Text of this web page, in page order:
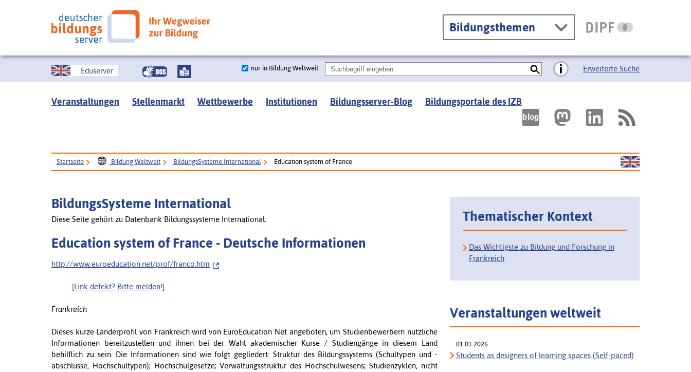
Bildungsthemen
Eduserver nur in Bildung Weltweit Erweiterte Suche
Veranstaltungen Stellenmarkt Wettbewerbe Institutionen Bildungsserver-Blog Bildungsportale des IZB
Startseite Bildung Weltweit BildungsSysteme International Education system of France
BildungsSysteme International
Diese Seite gehört zu Datenbank Bildungssysteme International.
Education system of France - Deutsche Informationen
http://www.euroeducation.net/prof/franco.htm
[Link defekt? Bitte melden!]
Frankreich
Dieses kurze Länderprofil von Frankreich wird von EuroEducation Net angeboten, um Studienbewerbern nützliche
Informationen bereitzustellen und ihnen bei der Wahl akademischer Kurse / Studiengänge in diesem Land
behilflich zu sein. Die Informationen sind wie folgt gegliedert: Struktur des Bildungssystems (Schultypen und -
abschlüsse, Hochschultypen); Hochschulgesetze; Verwaltungsstruktur des Hochschulwesens; Studienzyklen, nicht
Thematischer Kontext
Das Wichtigste zu Bildung und Forschung in
Frankreich
Veranstaltungen weltweit
01.01.2026
Students as designers of learning spaces (Self-paced)